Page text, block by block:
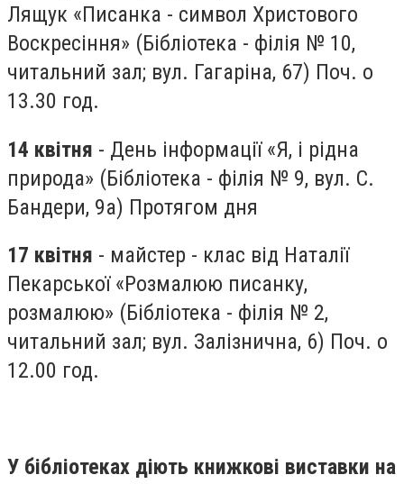
Лящук «Писанка - символ Христового
Воскресіння» (Бібліотека - філія № 10,
читальний зал; вул. Гагаріна, 67) Поч. о
13.30 год.
14 квітня - День інформації «Я, і рідна
природа» (Бібліотека - філія № 9, вул. С.
Бандери, 9а) Протягом дня
17 квітня - майстер - клас від Наталії
Пекарської «Розмалюю писанку,
розмалюю» (Бібліотека - філія № 2,
читальний зал; вул. Залізнична, 6) Поч. о
12.00 год.
У бібліотеках діють книжкові виставки на